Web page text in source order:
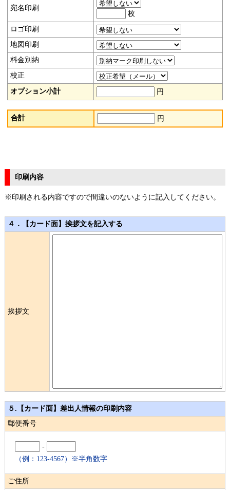
宛名印刷
枚
ロゴ印刷
地図印刷
料金別納
校正
オプション小計 円
合計 円
印刷内容
※印刷される内容ですので間違いのないように記入してください。
４．【カード面】挨拶文を記入する
挨拶文
５.【カード面】差出人情報の印刷内容
郵便番号
-
（例：123-4567）※半角数字
ご住所